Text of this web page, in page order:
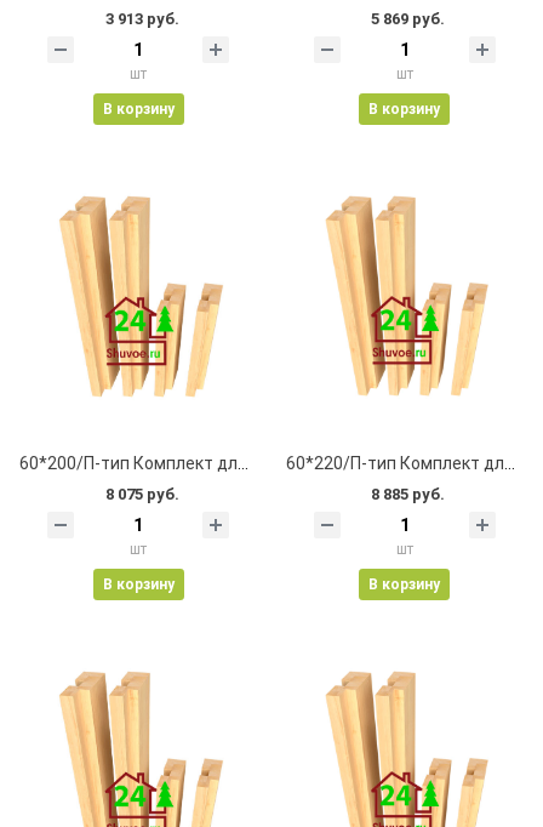
3 913 руб.
шт
В корзину
5 869 руб.
шт
В корзину
60*200/П-тип Комплект для окна 1200*1300
8 075 руб.
шт
В корзину
60*220/П-тип Комплект для окна 1200*1300
8 885 руб.
шт
В корзину